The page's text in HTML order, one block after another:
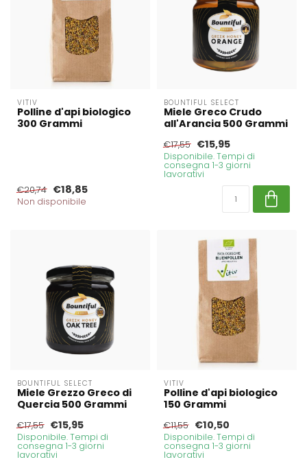
VITIV
Polline d'api biologico
300 Grammi
€20,74 €18,85
Non disponibile
BOUNTIFUL SELECT
Miele Greco Crudo
all'Arancia 500 Grammi
€17,55 €15,95
Disponibile. Tempi di
consegna 1-3 giorni
lavorativi
BOUNTIFUL SELECT
Miele Grezzo Greco di
Quercia 500 Grammi
€17,55 €15,95
Disponibile. Tempi di
consegna 1-3 giorni
lavorativi
VITIV
Polline d'api biologico
150 Grammi
€11,55 €10,50
Disponibile. Tempi di
consegna 1-3 giorni
lavorativi